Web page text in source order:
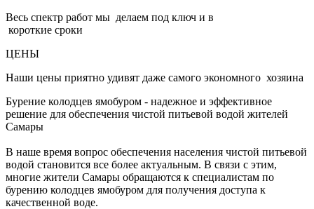
Весь спектр работ мы делаем под ключ и в
короткие сроки
ЦЕНЫ
Наши цены приятно удивят даже самого экономного хозяина
Бурение колодцев ямобуром - надежное и эффективное
решение для обеспечения чистой питьевой водой жителей
Самары
В наше время вопрос обеспечения населения чистой питьевой
водой становится все более актуальным. В связи с этим,
многие жители Самары обращаются к специалистам по
бурению колодцев ямобуром для получения доступа к
качественной воде.